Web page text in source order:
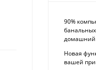
90%
Новая
вашей